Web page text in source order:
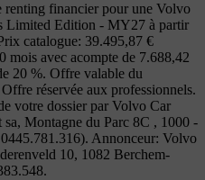
renting financier pour une Volvo
Edition - MY27 à partir
catalogue: 39.495,87 €
mois avec acompte de 7.688,42
20 %. Offre valable du
réservée aux professionnels.
votre dossier par Volvo Car
Montagne du Parc 8C , 1000 -
Annonceur: Volvo
10, 1082 Berchem-